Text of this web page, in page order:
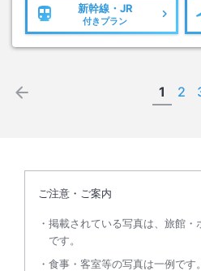
新幹線・JR
付きプラン
1 2
ご注意・ご案内
掲載されている写真は、旅館・
です。
食事・客室等の写真は一例です。